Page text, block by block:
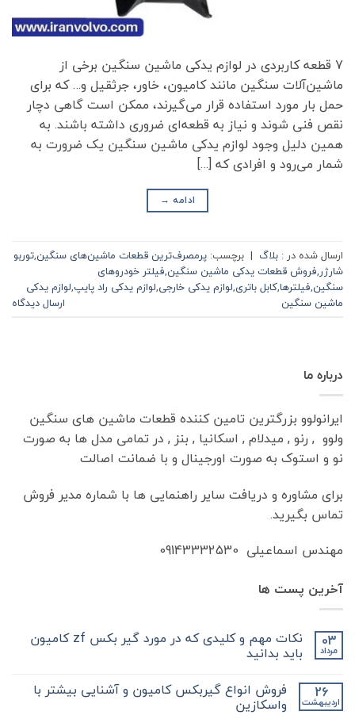
7 قطعه کاربردی در لوازم یدکی ماشین سنگین برخی از
ماشین‌آلات سنگین مانند کامیون، خاور، جرثقیل و… که برای
حمل بار مورد استفاده قرار می‌گیرند، ممکن است گاهی دچار
نقص فنی شوند و نیاز به قطعه‌ای ضروری داشته باشند. به
همین دلیل وجود لوازم یدکی ماشین سنگین یک ضرورت به
شمار می‌رود و افرادی که […]
ادامه →
ارسال شده در : بلاگ | برچسب: پرمصرف‌ترین قطعات ماشین‌های سنگین,توربو
شارژر,فروش قطعات یدکی ماشین سنگین,فیلتر خودروهای
سنگین,فیلترها,کابل باتری,لوازم یدکی خارجی,لوازم یدکی راد پایپ,لوازم یدکی
ماشین سنگین
ارسال دیدگاه
درباره ما
ایرانولوو بزرگترین تامین کننده قطعات ماشین های سنگین
ولوو , رنو , میدلام , اسکانیا , بنز , در تمامی مدل ها به صورت
نو و استوک به صورت اورجینال و با ضمانت اصالت
برای مشاوره و دریافت سایر راهنمایی ها با شماره مدیر فروش
تماس بگیرید.
مهندس اسماعیلی 09143332530
آخرین پست ها
03
مرداد
نکات مهم و کلیدی که در مورد گیر بکس zf کامیون
باید بدانید
دیدگاهی
نکات
مهم
نشده 26
اردیبهشت
فروش انواع گیربکس کامیون و آشنایی بیشتر با
واسکازین